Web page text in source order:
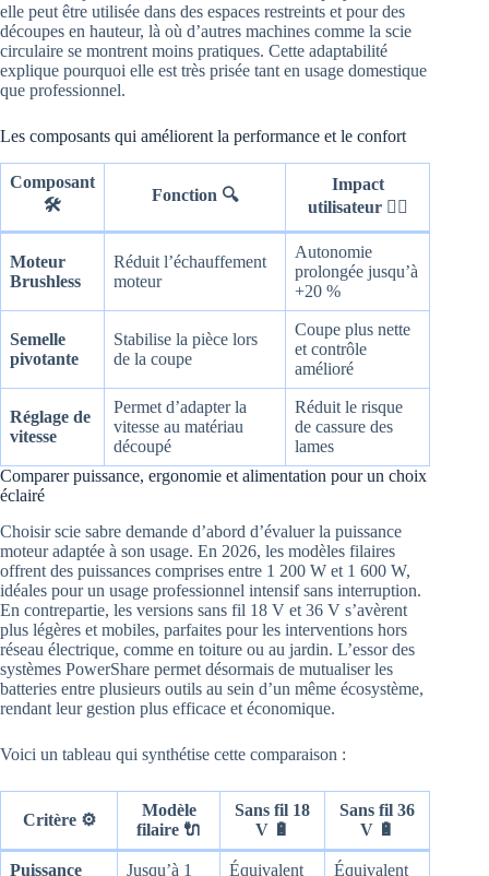
elle peut être utilisée dans des espaces restreints et pour des
découpes en hauteur, là où d’autres machines comme la scie
circulaire se montrent moins pratiques. Cette adaptabilité
explique pourquoi elle est très prisée tant en usage domestique
que professionnel.
Les composants qui améliorent la performance et le confort
Composant
🛠️
Fonction 🔍
Impact
utilisateur 👷‍♂️
Moteur
Brushless
Réduit l’échauffement
moteur
Autonomie
prolongée jusqu’à
+20 %
Semelle
pivotante
Stabilise la pièce lors
de la coupe
Coupe plus nette
et contrôle
amélioré
Réglage de
vitesse
Permet d’adapter la
vitesse au matériau
découpé
Réduit le risque
de cassure des
lames
Comparer puissance, ergonomie et alimentation pour un choix
éclairé
Choisir scie sabre demande d’abord d’évaluer la puissance
moteur adaptée à son usage. En 2026, les modèles filaires
offrent des puissances comprises entre 1 200 W et 1 600 W,
idéales pour un usage professionnel intensif sans interruption.
En contrepartie, les versions sans fil 18 V et 36 V s’avèrent
plus légères et mobiles, parfaites pour les interventions hors
réseau électrique, comme en toiture ou au jardin. L’essor des
systèmes PowerShare permet désormais de mutualiser les
batteries entre plusieurs outils au sein d’un même écosystème,
rendant leur gestion plus efficace et économique.
Voici un tableau qui synthétise cette comparaison :
Critère ⚙️
Modèle
filaire 🔌
Sans fil 18
V 🔋
Sans fil 36
V 🔋
Puissance Jusqu’à 1 Équivalent Équivalent